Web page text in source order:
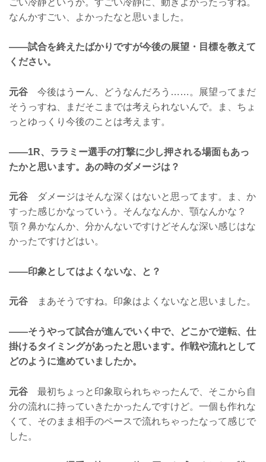
なんかすごい、よかったなと思いました。
——試合を終えたばかりですが今後の展望・目標を教えて
ください。
元谷 今後はうーん、どうなんだろう……。展望ってまだ
そうっすね、まだそこまでは考えられないんで。ま、ちょ
っとゆっくり今後のことは考えます。
——1R、ララミー選手の打撃に少し押される場面もあっ
たかと思います。あの時のダメージは？
元谷 ダメージはそんな深くはないと思ってます。ま、か
すった感じかなっていう。そんななんか、顎なんかな？
顎？鼻かなんか、分かんないですけどそんな深い感じはな
かったですけどはい。
——印象としてはよくないな、と？
元谷 まあそうですね。印象はよくないなと思いました。
——そうやって試合が進んでいく中で、どこかで逆転、仕
掛けるタイミングがあったと思います。作戦や流れとして
どのように進めていましたか。
元谷 最初ちょっと印象取られちゃったんで、そこから自
分の流れに持っていきたかったんですけど。一個も作れな
くて、そのまま相手のペースで流れちゃったなって感じで
した。